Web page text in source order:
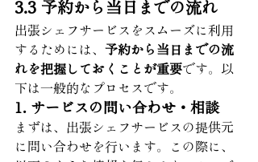
3.3 予約から当日までの流れ
出張シェフサービスをスムーズに利用
するためには、 予約から当日までの流
れを把握しておくことが重要です。以
下は一般的なプロセスです。
1. サービスの問い合わせ・相談
まずは、出張シェフサービスの提供元
に問い合わせを行います。この際に、